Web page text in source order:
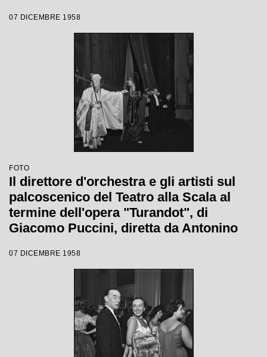
Giacomo Puccini, diretta da Antonino
Votto con la regia di Margherita
07 DICEMBRE 1958
FOTO
Il direttore d'orchestra e gli artisti sul
palcoscenico del Teatro alla Scala al
termine dell'opera "Turandot", di
Giacomo Puccini, diretta da Antonino
Wallmann, che inaugura la stagione
lirica 1958-1959
07 DICEMBRE 1958